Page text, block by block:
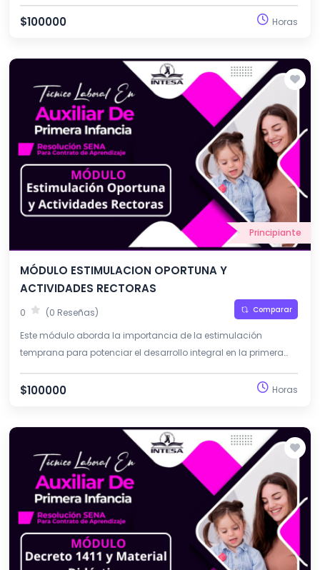
$100000 Horas
Principiante
MÓDULO ESTIMULACION OPORTUNA Y
ACTIVIDADES RECTORAS
0 (0 Reseñas) Comparar
Este módulo aborda la importancia de la estimulación
temprana para potenciar el desarrollo integral en la primera
literatura y la exploración como actividades rectoras.
$100000 Horas